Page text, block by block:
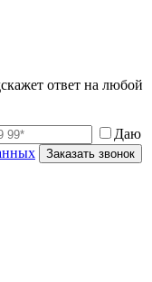
ответ на любой
Даю
Заказать звонок